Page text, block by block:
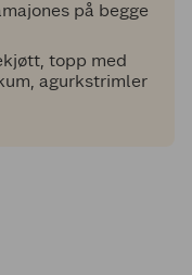
på begge
topp med
agurkstrimler